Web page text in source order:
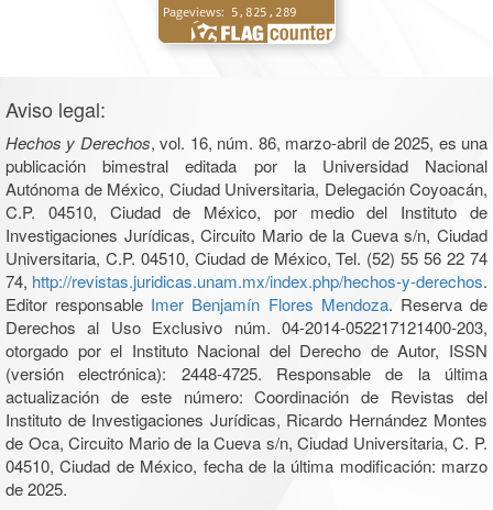
Aviso legal:
Hechos y Derechos, vol. 16, núm. 86, marzo-abril de 2025, es una
publicación bimestral editada por la Universidad Nacional
Autónoma de México, Ciudad Universitaria, Delegación Coyoacán,
C.P. 04510, Ciudad de México, por medio del Instituto de
Investigaciones Jurídicas, Circuito Mario de la Cueva s/n, Ciudad
Universitaria, C.P. 04510, Ciudad de México, Tel. (52) 55 56 22 74
74, http://revistas.juridicas.unam.mx/index.php/hechos-y-derechos.
Editor responsable Imer Benjamín Flores Mendoza. Reserva de
Derechos al Uso Exclusivo núm. 04-2014-052217121400-203,
otorgado por el Instituto Nacional del Derecho de Autor, ISSN
(versión electrónica): 2448-4725. Responsable de la última
actualización de este número: Coordinación de Revistas del
Instituto de Investigaciones Jurídicas, Ricardo Hernández Montes
de Oca, Circuito Mario de la Cueva s/n, Ciudad Universitaria, C. P.
04510, Ciudad de México, fecha de la última modificación: marzo
de 2025.